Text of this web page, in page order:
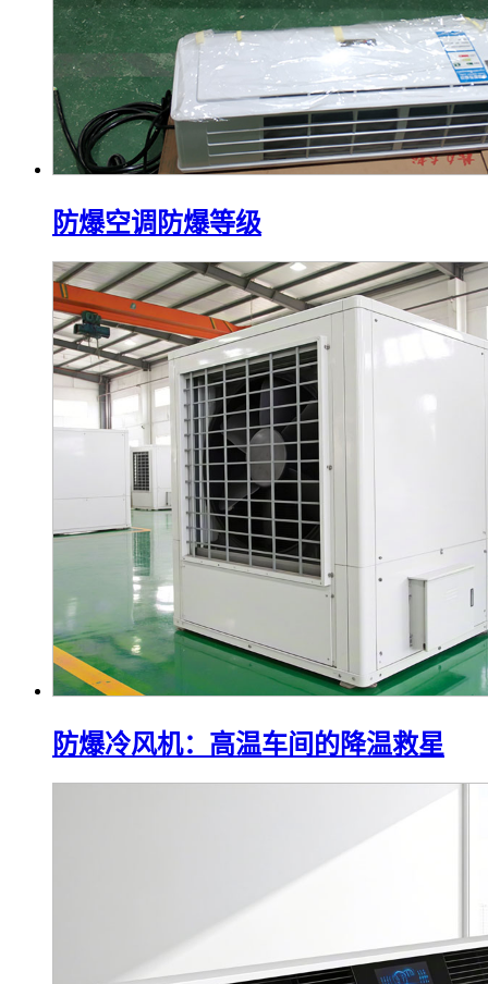
防爆空调防爆等级
防爆冷风机：高温车间的降温救星